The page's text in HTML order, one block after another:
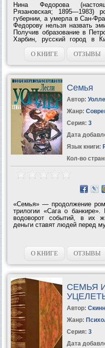
Нина Федорова
Рязановская; 1895—1983)
губернии, а умерла в Сан-
Федорову нельзя назвать
Получив образование в
Харбин, русский город в
революция. Вскоре все
лишены советского
О КНИГЕ ОТЗЫВЫ
Семья
Автор:
Жанр:
Серия: 3
Дата
Язык книги:
Кол-во
«Семья» — продолжение
трилогии «Сага о банкире».
водоворот событий, в их
деньги ставят людей перед
О КНИГЕ ОТЗЫВЫ
СЕМЬЯ
Автор:
Жанр:
Серия: 3
Дата